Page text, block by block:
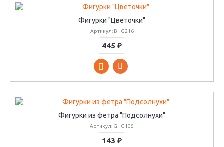
Фигурки "Цветочки"
Артикул: BHG216
445 ₽
Фигурки из фетра "Подсолнухи"
Артикул: GHG105
143 ₽